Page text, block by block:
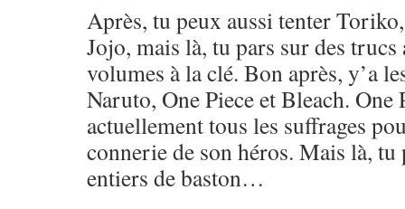
Après, tu peux aussi tenter
Jojo, mais là, tu pars sur des trucs
volumes à la clé. Bon après, y’a
Naruto, One Piece et Bleach. One
actuellement tous les suffrages
connerie de son héros. Mais là,
entiers de baston…